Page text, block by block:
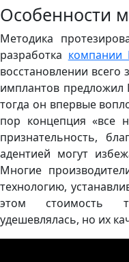
Особенности
Методика
разработка компании
восстановлении
имплантов предложил
тогда он впервые
пор концепция «все
признательность,
адентией могут
Многие
технологию,
этом стоимость
удешевлялась, но их